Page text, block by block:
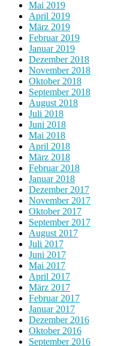
Mai 2019
April 2019
März 2019
Februar 2019
Januar 2019
Dezember 2018
November 2018
Oktober 2018
September 2018
August 2018
Juli 2018
Juni 2018
Mai 2018
April 2018
März 2018
Februar 2018
Januar 2018
Dezember 2017
November 2017
Oktober 2017
September 2017
August 2017
Juli 2017
Juni 2017
Mai 2017
April 2017
März 2017
Februar 2017
Januar 2017
Dezember 2016
Oktober 2016
September 2016